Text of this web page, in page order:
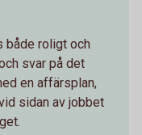
både roligt och
svar på det
en affärsplan,
sidan av jobbet